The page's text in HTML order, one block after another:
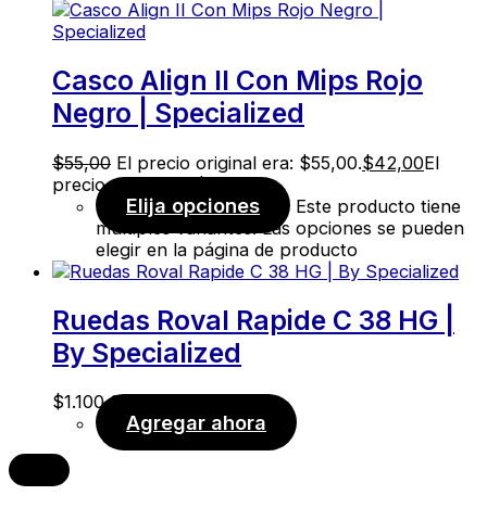
Casco Align II Con Mips Rojo
Negro | Specialized
$55,00 El precio original era: $55,00.$42,00El
precio actual es: $42,00.
Elija opciones
Este producto tiene
múltiples variantes. Las opciones se pueden
elegir en la página de producto
Ruedas Roval Rapide C 38 HG |
By Specialized
$1.100,00
Agregar ahora